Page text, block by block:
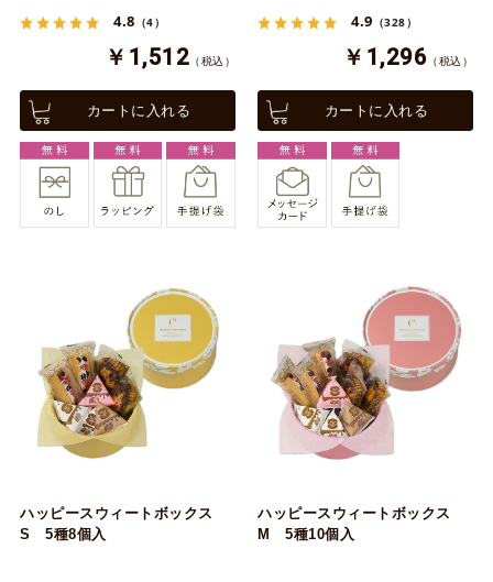
4.8 （4）
￥1,512 （税込）
カートに入れる
4.9 （328）
￥1,296 （税込）
カートに入れる
ハッピースウィートボックス
S 5種8個入
ハッピースウィートボックス
M 5種10個入